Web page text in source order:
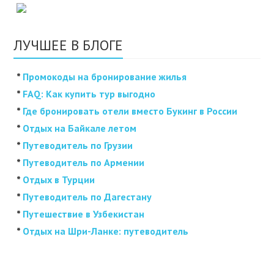
ЛУЧШЕЕ В БЛОГЕ
* Промокоды на бронирование жилья
* FAQ: Как купить тур выгодно
* Где бронировать отели вместо Букинг в России
* Отдых на Байкале летом
* Путеводитель по Грузии
* Путеводитель по Армении
* Отдых в Турции
* Путеводитель по Дагестану
* Путешествие в Узбекистан
* Отдых на Шри-Ланке: путеводитель